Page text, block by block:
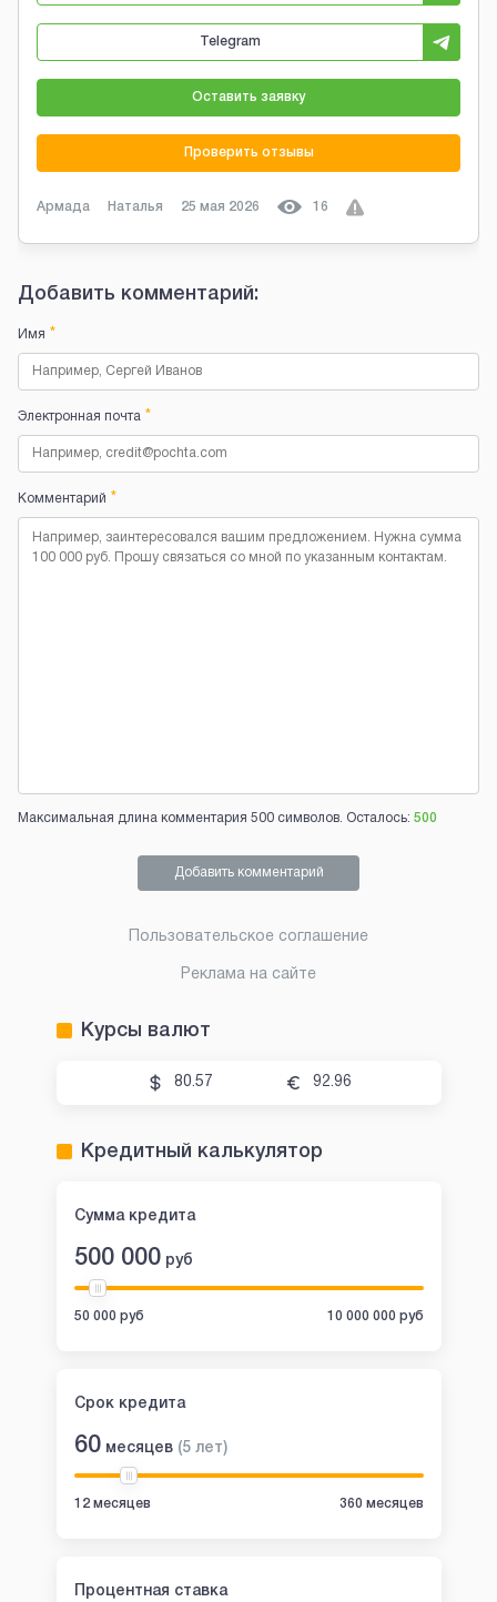
Telegram
Оставить заявку
Проверить отзывы
Армада Наталья 25 мая 2026 16
Добавить комментарий:
Имя *
Электронная почта *
Комментарий *
Максимальная длина комментария 500 символов. Осталось: 500
Добавить комментарий
Пользовательское соглашение
Реклама на сайте
Курсы валют
80.57 92.96
Кредитный калькулятор
Сумма кредита
500 000 руб
50 000 руб 10 000 000 руб
Срок кредита
60 месяцев (5 лет)
12 месяцев 360 месяцев
Процентная ставка